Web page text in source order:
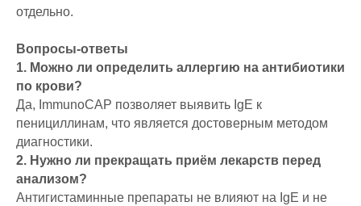
отдельно.
Вопросы-ответы
1. Можно ли определить аллергию на антибиотики
по крови?
Да, ImmunoCAP позволяет выявить IgE к
пенициллинам, что является достоверным методом
диагностики.
2. Нужно ли прекращать приём лекарств перед
анализом?
Антигистаминные препараты не влияют на IgE и не